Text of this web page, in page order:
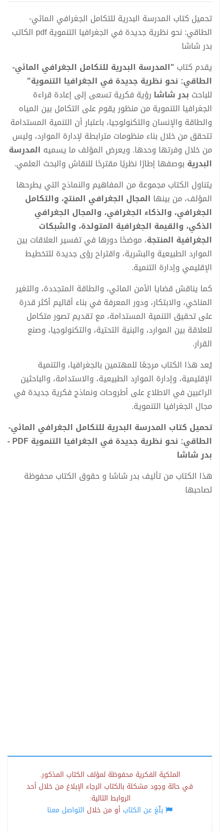
تحميل كتاب المدرسة البدرية للتكامل الجغرافي المائي-
الطاقي: نحو نظرية جديدة في الجغرافيا التنموية pdf الكاتب
بدر شاشا
يقدم كتاب "المدرسة البدرية للتكامل الجغرافي المائي-
الطاقي: نحو نظرية جديدة في الجغرافيا التنموية"
للباحث بدر شاشا رؤية فكرية تسعى إلى إعادة قراءة
الجغرافيا التنموية من منظور يقوم على التكامل بين المياه
والطاقة والإنسان والتكنولوجيا، باعتبار أن التنمية المستدامة
تتحقق من خلال بناء منظومات مترابطة لإدارة الموارد، وليس
من خلال وفرتها وحدها. ويعرض المؤلف ما يسميه المدرسة
البدرية بوصفها إطارًا نظريًا مقترحًا للنقاش والبحث العلمي.
يتناول الكتاب مجموعة من المفاهيم والنماذج التي يطرحها
المؤلف، من بينها المجال الجغرافي المنتج، والتكامل
الجغرافي، والذكاء الجغرافي، والمجال الجغرافي
الذكي، والقيمة الجغرافية المتولدة، والشبكات
الجغرافية المنتجة، موضحًا دورها في تفسير العلاقات بين
الموارد الطبيعية والبشرية، واقتراح رؤى جديدة للتخطيط
الإقليمي وإدارة التنمية.
كما يناقش قضايا الأمن المائي، والطاقة المتجددة، والتغير
المناخي، والابتكار، ودور المعرفة في بناء أقاليم أكثر قدرة
على تحقيق التنمية المستدامة، مع تقديم تصور متكامل
للعلاقة بين الموارد، والبنية التحتية، والتكنولوجيا، وصنع
القرار.
يُعد هذا الكتاب مرجعًا للمهتمين بالجغرافيا، والتنمية
الإقليمية، وإدارة الموارد الطبيعية، والاستدامة، والباحثين
الراغبين في الاطلاع على أطروحات ونماذج فكرية جديدة في
مجال الجغرافيا التنموية.
تحميل كتاب المدرسة البدرية للتكامل الجغرافي المائي-
الطاقي: نحو نظرية جديدة في الجغرافيا التنموية PDF -
بدر شاشا
هذا الكتاب من تأليف بدر شاشا و حقوق الكتاب محفوظة
لصاحبها
الملكية الفكرية محفوظة لمؤلف الكتاب المذكور.
في حالة وجود مشكلة بالكتاب الرجاء الإبلاغ من خلال أحد
الروابط التالية:
بلّغ عن الكتاب أو من خلال التواصل معنا